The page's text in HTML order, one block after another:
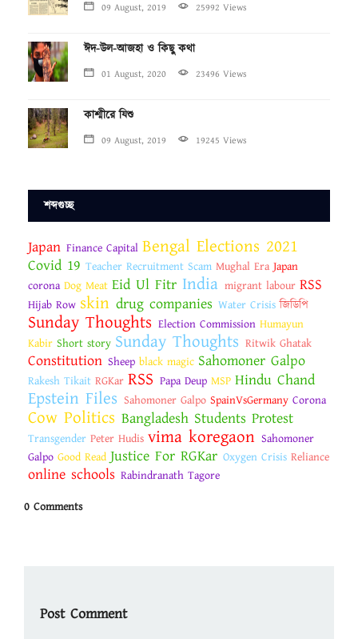
09 August, 2019 25992 Views
ঈদ-উল-আজহা ও কিছু কথা
01 August, 2020 23496 Views
কাশ্মীরে যিশু
09 August, 2019 19245 Views
শব্দগুচ্ছ
Japan Finance Capital Bengal Elections 2021
Covid 19 Teacher Recruitment Scam Mughal Era Japan
corona Dog Meat Eid Ul Fitr India migrant labour RSS
Hijab Row skin drug companies Water Crisis জিডিপি
Sunday Thoughts Election Commission Humayun
Kabir Short story Sunday Thoughts Ritwik Ghatak
Constitution Sheep black magic Sahomoner Galpo
Rakesh Tikait RGKar RSS Papa Deup MSP Hindu Chand
Epstein Files Sahomoner Galpo SpainVsGermany Corona
Cow Politics Bangladesh Students Protest
Transgender Peter Hudis vima koregaon Sahomoner
Galpo Good Read Justice For RGKar Oxygen Crisis Reliance
online schools Rabindranath Tagore
0 Comments
Post Comment